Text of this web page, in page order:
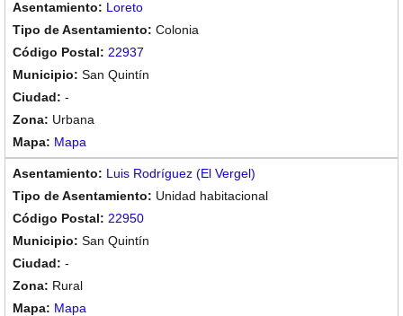
Loreto
Colonia
22937
San Quintín
-
Urbana
Mapa
Luis Rodríguez (El Vergel)
Unidad habitacional
22950
San Quintín
-
Rural
Mapa